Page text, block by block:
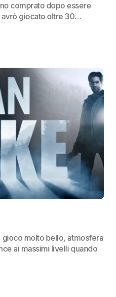
comprato dopo essere
avrò giocato oltre 30…
gioco molto bello, atmosfera
ai massimi livelli quando